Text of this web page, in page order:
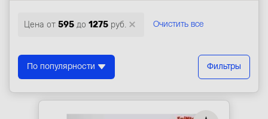
Контакты
Акции
Оптовым и корпоративным клиентам
Цена от 595 до 1275 руб. Очистить все
По популярности Фильтры